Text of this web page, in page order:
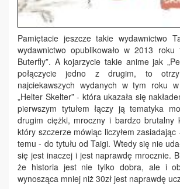
Pamiętacie jeszcze takie wydawnictwo
wydawnictwo opublikowało w 2013 roku
Buterfly”. A kojarzycie takie anime jak
połączycie jedno z drugim, to
najciekawszych wydanych w tym roku
„Helter Skelter” - która ukazała się
pierwszym tytułem łączy ją tematyka
drugim ciężki, mroczny i bardzo brutalny
który szczerze mówiąc liczyłem
temu - do tytułu od Taigi. Wtedy się nie
się jest inaczej i jest naprawdę mrocznie.
że historia jest nie tylko dobra, ale i
wynosząca mniej niż 30zł jest naprawdę